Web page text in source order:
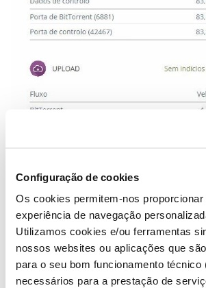
Configuração de cookies
Os cookies permitem-nos proporcionar
experiência de navegação
Utilizamos cookies e/ou ferramentas
nossos websites ou aplicações que
para o seu bom funcionamento técnico
necessários para a prestação de
Teste feito pelo site NET-MEDE após o do
Teste de velocidade: